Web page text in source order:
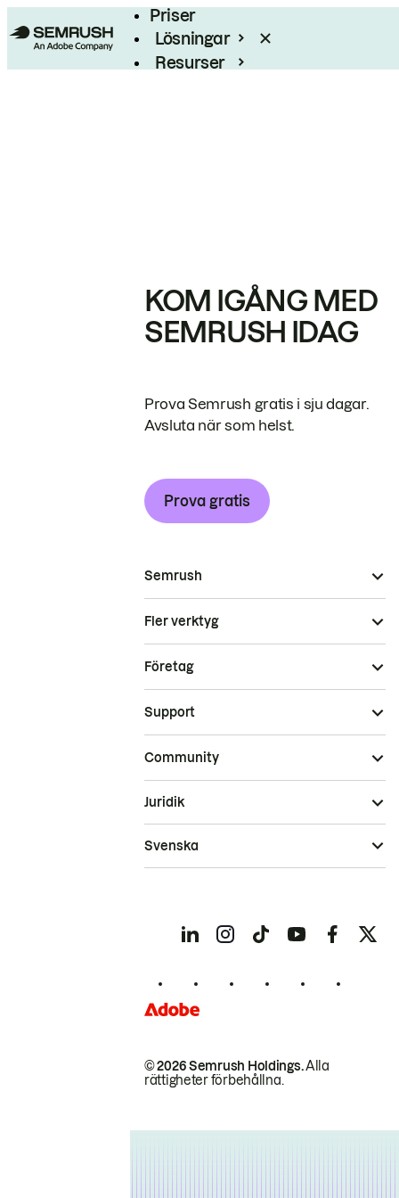
Priser
Lösningar
Resurser
KOM IGÅNG MED
SEMRUSH IDAG
Prova Semrush gratis i sju dagar.
Avsluta när som helst.
Prova gratis
Semrush
Fler verktyg
Företag
Support
Community
© 2026 Semrush Holdings.Alla
rättigheter förbehållna.
Juridik
Svenska